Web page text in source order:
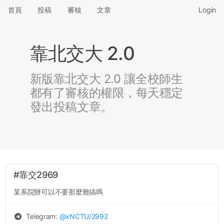
首頁 投稿 審核 文章 Login
靠北交大 2.0
新版靠北交大 2.0 讓全校師生
都有了審核的權限，每天穩定
發出投稿文章。
#靠交2969
某系院辦可以不要那麼難搞嗎
Telegram: @xNCTU/2992